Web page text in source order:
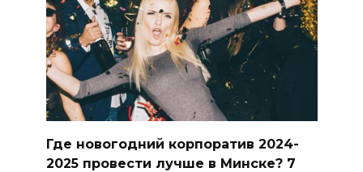
Где новогодний корпоратив 2024-
2025 провести лучше в Минске? 7